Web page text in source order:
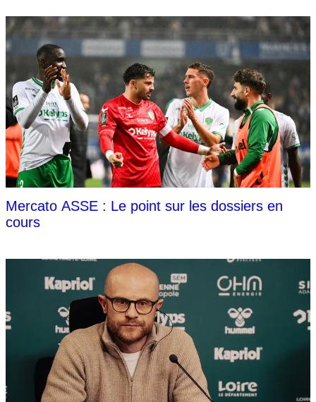
Mercato ASSE : Le point sur les dossiers en
cours